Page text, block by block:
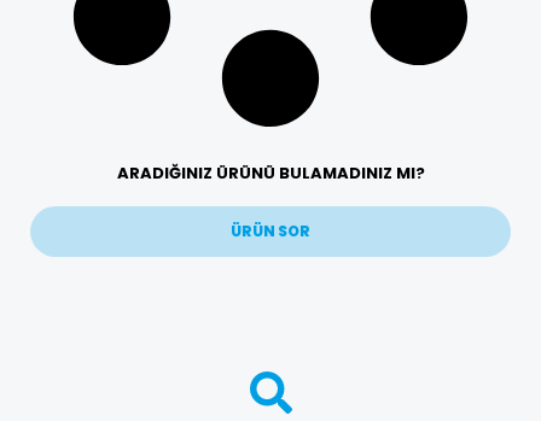
ARADIĞINIZ ÜRÜNÜ BULAMADINIZ MI?
ÜRÜN SOR